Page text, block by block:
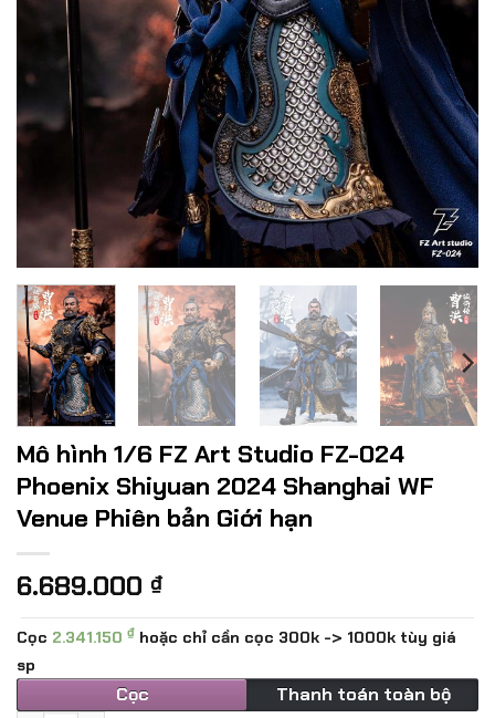
Mô hình 1/6 FZ Art Studio FZ-024
Phoenix Shiyuan 2024 Shanghai WF
Venue Phiên bản Giới hạn
6.689.000 ₫
Cọc 2.341.150 ₫ hoặc chỉ cần cọc 300k -> 1000k tùy giá
sp
Cọc Thanh toán toàn bộ